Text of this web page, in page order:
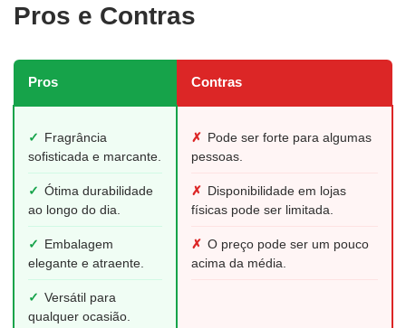
Pros e Contras
Pros Contras
✓ Fragrância
sofisticada e marcante.
✓ Ótima durabilidade
ao longo do dia.
✓ Embalagem
elegante e atraente.
✓ Versátil para
qualquer ocasião.
✗ Pode ser forte para algumas
pessoas.
✗ Disponibilidade em lojas
físicas pode ser limitada.
✗ O preço pode ser um pouco
acima da média.